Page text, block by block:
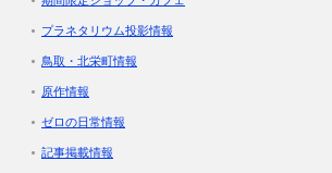
プラネタリウム投影情報
鳥取・北栄町情報
原作情報
ゼロの日常情報
記事掲載情報